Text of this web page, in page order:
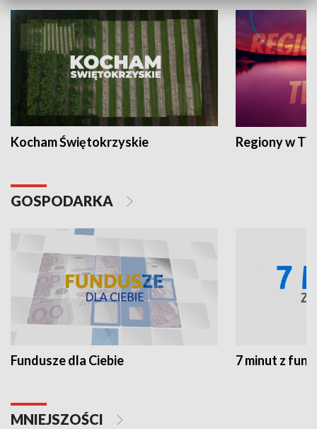
Kocham Świętokrzyskie Regiony w
GOSPODARKA
Fundusze dla Ciebie 7 minut z
MNIEJSZOŚCI